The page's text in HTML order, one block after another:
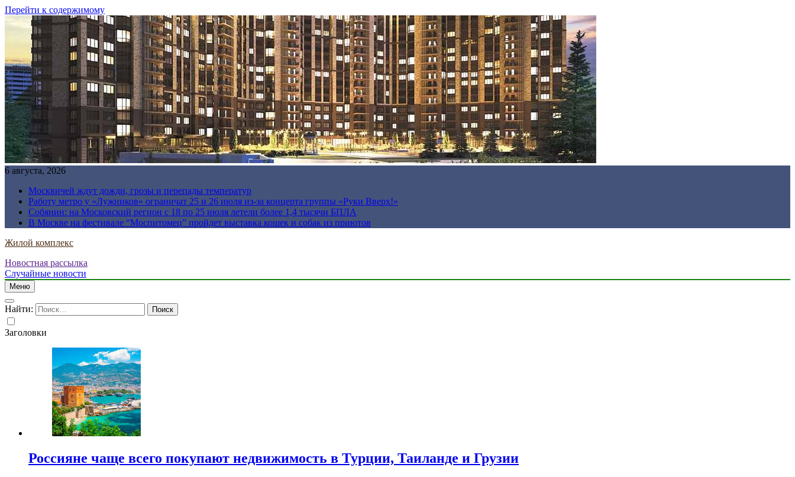
Перейти к содержимому
6 августа, 2026
Москвичей ждут дожди, грозы и перепады температур
Работу метро у «Лужников» ограничат 25 и 26 июля из-за концерта группы «Руки Вверх!»
Собянин: на Московский регион с 18 по 25 июля летели более 1,4 тысячи БПЛА
В Москве на фестивале “Моспитомец” пройдет выставка кошек и собак из приютов
Жилой комплекс
Новостная рассылка
Случайные новости
Меню
Найти:
Заголовки
Россияне чаще всего покупают недвижимость в Турции, Таиланде и Грузии